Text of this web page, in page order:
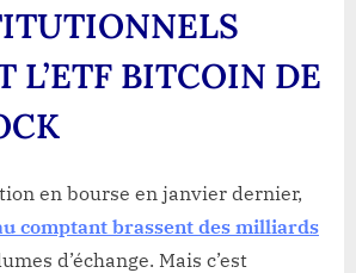
L’ETF BITCOIN DE
en bourse en janvier dernier,
comptant brassent des milliards
d’échange. Mais c’est